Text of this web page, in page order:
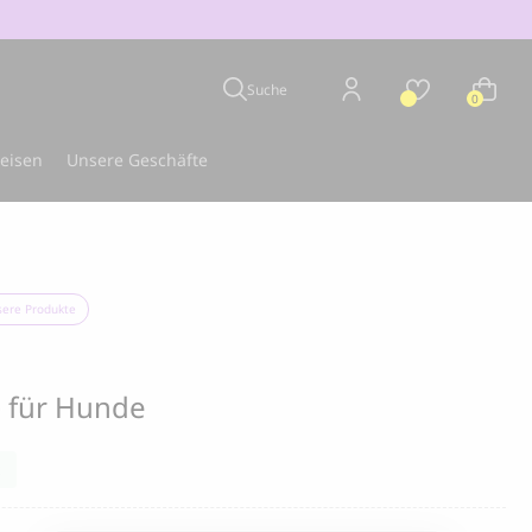
Suche 0
Unsere Geschäfte
Produkte
für Hunde